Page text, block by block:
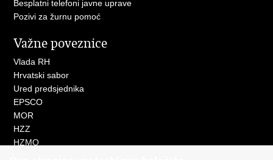
Besplatni telefoni javne uprave
Pozivi za žurnu pomoć
Važne poveznice
Vlada RH
Hrvatski sabor
Ured predsjednika
EPSCO
MOR
HZZ
HZMO